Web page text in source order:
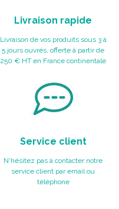
Livraison rapide
Livraison de vos produits sous 3 à
5 jours ouvrés, offerte à partir de
250 € HT en France continentale
Service client
N'hésitez pas à contacter notre
service client par email ou
téléphone